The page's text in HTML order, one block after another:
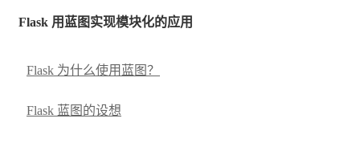
Flask 用蓝图实现模块化的应用
Flask 为什么使用蓝图？
Flask 蓝图的设想